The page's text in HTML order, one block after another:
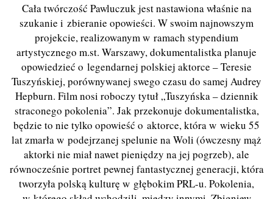
Cała twórczość Pawluczuk jest nastawiona właśnie na
szukanie i zbieranie opowieści. W swoim najnowszym
projekcie, realizowanym w ramach stypendium
artystycznego m.st. Warszawy, dokumentalistka planuje
opowiedzieć o legendarnej polskiej aktorce – Teresie
Tuszyńskiej, porównywanej swego czasu do samej Audrey
Hepburn. Film nosi roboczy tytuł „Tuszyńska – dziennik
straconego pokolenia”. Jak przekonuje dokumentalistka,
będzie to nie tylko opowieść o aktorce, która w wieku 55
lat zmarła w podejrzanej spelunie na Woli (ówczesny mąż
aktorki nie miał nawet pieniędzy na jej pogrzeb), ale
równocześnie portret pewnej fantastycznej generacji, która
tworzyła polską kulturę w głębokim PRL-u. Pokolenia,